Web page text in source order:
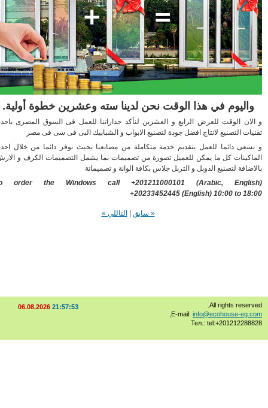
في هذا الوقت نحن لدينا سته وعشرين خطوة أولية.
الوقت للعرض الرابع و العشرين لنأكد جداراتنا للعمل فى السوق المصرى باحدث
التصنيع لانتاج افضل جودة لتصنيع الابواب و الشبابيك البى فى سى فى مصر
دائما للعمل بتقديم خدمة متكاملة من مصانعنا بحيث نوفر دائما من خلال احدث
كل ما يمكن للعميل تصورة من تصميمات بما يشمل التصميمات الكرف و الارش
لتصنيع الدوبل و التربل جلاس بكافة الوانة و تصميماتة
To order the Windows call +201211000101(Arabic,
+20233452445(English) 10:00 to
« سابق |التاللي »
21:57:55
06.08.2026
All rights
E-mail:info@ecohouse-
,
Тел.: